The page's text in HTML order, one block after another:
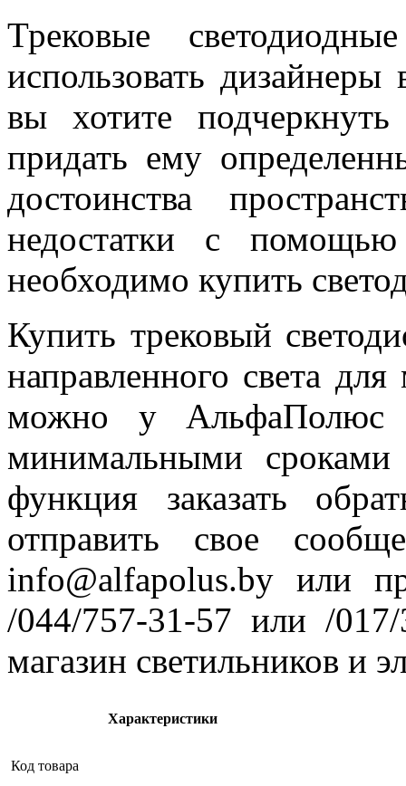
Трековые
использовать
вы хотите подчеркнуть
придать ему
достоинства
недостатки с
необходимо купить
Купить трековый
направленного света
можно у АльфаПолюс
минимальными сроками
функция заказать
отправить свое
info@alfapolus.by или
/044/757-31-57 или /
магазин светильников и
Характеристики
Код товара